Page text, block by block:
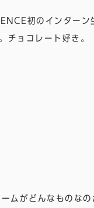
初のインターン
ョコレート好き。
ムがどんなものな